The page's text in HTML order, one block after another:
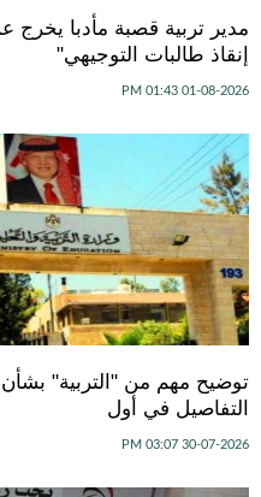
مدير تربية قصبة مأدبا
إنقاذ طالبات التوجيهي"
01-08-2026 01:43 PM
التفاصيل في أول
30-07-2026 03:07 PM